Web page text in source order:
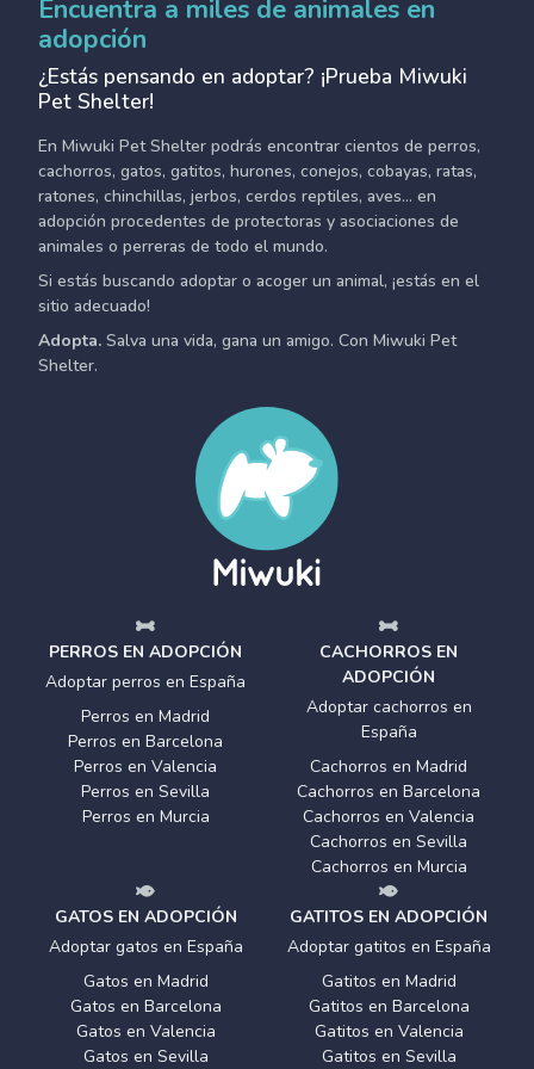
Encuentra a miles de animales en
adopción
¿Estás pensando en adoptar? ¡Prueba Miwuki
Pet Shelter!
En Miwuki Pet Shelter podrás encontrar cientos de perros,
cachorros, gatos, gatitos, hurones, conejos, cobayas, ratas,
ratones, chinchillas, jerbos, cerdos reptiles, aves... en
adopción procedentes de protectoras y asociaciones de
animales o perreras de todo el mundo.
Si estás buscando adoptar o acoger un animal, ¡estás en el
sitio adecuado!
Adopta. Salva una vida, gana un amigo. Con Miwuki Pet
Shelter.
PERROS EN ADOPCIÓN
Adoptar perros en España
Perros en Madrid
Perros en Barcelona
Perros en Valencia
Perros en Sevilla
Perros en Murcia
CACHORROS EN
ADOPCIÓN
Adoptar cachorros en
España
Cachorros en Madrid
Cachorros en Barcelona
Cachorros en Valencia
Cachorros en Sevilla
Cachorros en Murcia
GATOS EN ADOPCIÓN
Adoptar gatos en España
Gatos en Madrid
Gatos en Barcelona
Gatos en Valencia
Gatos en Sevilla
GATITOS EN ADOPCIÓN
Adoptar gatitos en España
Gatitos en Madrid
Gatitos en Barcelona
Gatitos en Valencia
Gatitos en Sevilla